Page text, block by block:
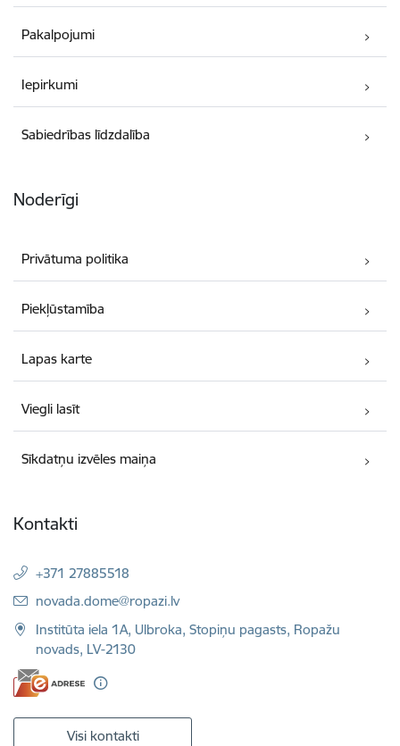
Pakalpojumi
Iepirkumi
Sabiedrības līdzdalība
Noderīgi
Privātuma politika
Piekļūstamība
Lapas karte
Viegli lasīt
Sīkdatņu izvēles maiņa
Kontakti
+371 27885518
E-pasts:
novada.dome@ropazi.lv
Institūta iela 1A, Ulbroka, Stopiņu pagasts, Ropažu
novads, LV-2130
Visi kontakti